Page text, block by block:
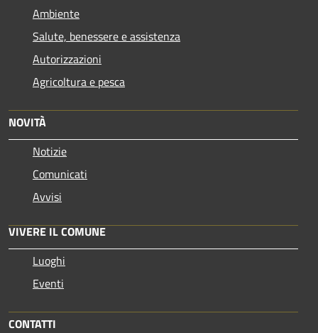
Ambiente
Salute, benessere e assistenza
Autorizzazioni
Agricoltura e pesca
NOVITÀ
Notizie
Comunicati
Avvisi
VIVERE IL COMUNE
Luoghi
Eventi
CONTATTI